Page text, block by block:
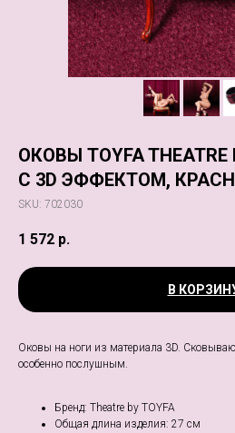
ОКОВЫ TOYFA
С 3D ЭФФЕКТОМ,
SKU: 702030
1 572 р.
В
Оковы на ноги из материала 3D.
особенно послушным.
Бренд: Тheatre by TOYFA
Общая длина изделия: 27 см